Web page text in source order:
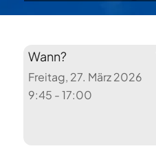
Wann?
Freitag, 27. März 2026
9:45 - 17:00